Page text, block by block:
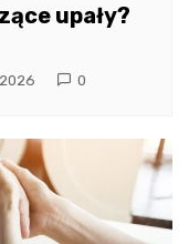
upały?
0